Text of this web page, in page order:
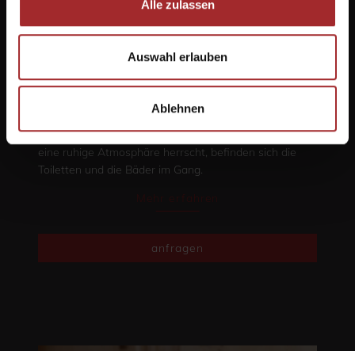
Alle zulassen
Auswahl erlauben
Ablehnen
Großzügiges und funktionales Lager mit 10
Schlafbetten, ca. 50 qm eigens für Wanderer und
Nachtkästchen oder ein Schrank im Zimmer bereit. Das
Matratzenlager befindet sich im zweiten Stock. Damit
eine ruhige Atmosphäre herrscht, befinden sich die
Toiletten und die Bäder im Gang.
Mehr erfahren
anfragen